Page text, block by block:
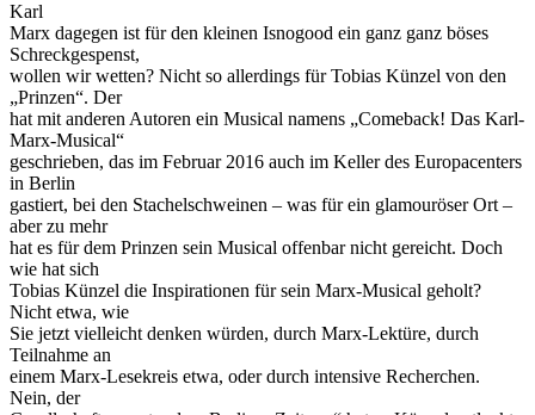
Karl
Marx dagegen ist für den kleinen Isnogood ein ganz ganz böses
Schreckgespenst,
wollen wir wetten? Nicht so allerdings für Tobias Künzel von den
„Prinzen“. Der
hat mit anderen Autoren ein Musical namens „Comeback! Das Karl-
Marx-Musical“
geschrieben, das im Februar 2016 auch im Keller des Europacenters
in Berlin
gastiert, bei den Stachelschweinen – was für ein glamouröser Ort –
aber zu mehr
hat es für dem Prinzen sein Musical offenbar nicht gereicht. Doch
wie hat sich
Tobias Künzel die Inspirationen für sein Marx-Musical geholt?
Nicht etwa, wie
Sie jetzt vielleicht denken würden, durch Marx-Lektüre, durch
Teilnahme an
einem Marx-Lesekreis etwa, oder durch intensive Recherchen.
Nein, der